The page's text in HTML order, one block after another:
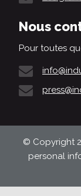
Nous
Pour toutes
© Copyright
personal